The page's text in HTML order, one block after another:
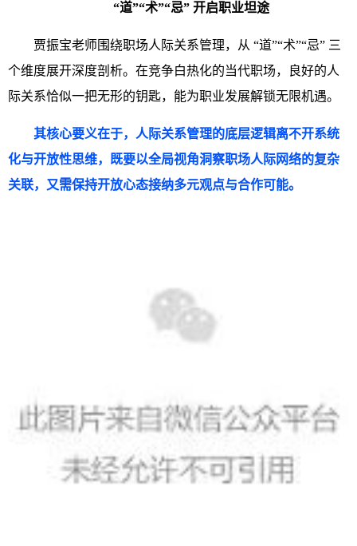
“道”“术”“忌” 开启职业坦途
贾振宝老师围绕职场人际关系管理，从 “道”“术”“忌” 三
个维度展开深度剖析。在竞争白热化的当代职场，良好的人
际关系恰似一把无形的钥匙，能为职业发展解锁无限机遇。
其核心要义在于，人际关系管理的底层逻辑离不开系统
化与开放性思维，既要以全局视角洞察职场人际网络的复杂
关联，又需保持开放心态接纳多元观点与合作可能。